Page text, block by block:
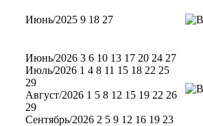
Июнь/2025 9 18 27
Июнь/2026 3 6 10 13 17 20 24 27
Июль/2026 1 4 8 11 15 18 22 25
29
Август/2026 1 5 8 12 15 19 22 26
29
Сентябрь/2026 2 5 9 12 16 19 23